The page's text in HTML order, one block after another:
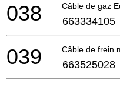
Câble de gaz
038 663334105
Câble de frein
039 663525028